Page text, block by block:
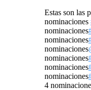
Estas son las
nominaciones
nominaciones
nominaciones
nominaciones
nominaciones
nominaciones
nominaciones
4